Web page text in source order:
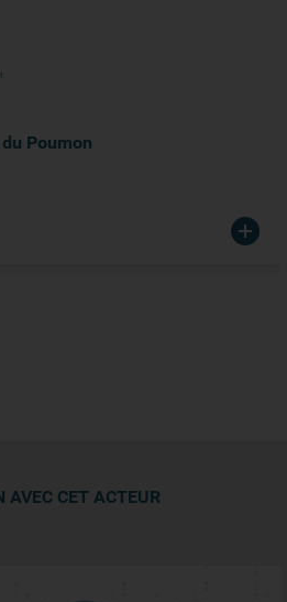
Poumon
AVEC CET ACTEUR